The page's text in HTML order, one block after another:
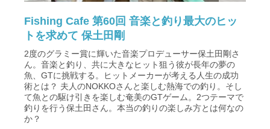
Fishing Cafe 第60回 音楽と釣り最大のヒッ
トを求めて 保土田剛
2度のグラミー賞に輝いた音楽プロデューサー保土田剛さ
ん。音楽と釣り、共に大きなヒット狙う彼が長年の夢の
魚、GTに挑戦する。ヒットメーカーが考える人生の成功
術とは？ 夫人のNOKKOさんと楽しむ熱海での釣り。そし
て魚との駆け引きを楽しむ奄美のGTゲーム。2つテーマで
釣りを行う保土田さん。本当の釣りの楽しみ方とは何なの
か？